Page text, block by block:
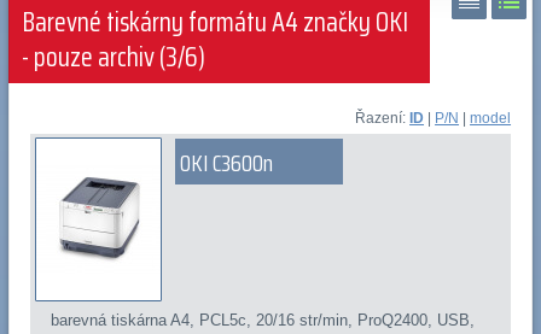
Barevné tiskárny formátu A4 značky OKI
- pouze archiv (3/6)
Řazení: ID P/N |model
OKI C3600n
barevná tiskárna A4, PCL5c, 20/16 str/min, ProQ2400, USB,